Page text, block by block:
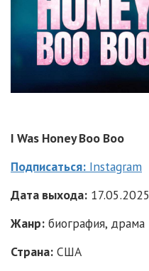
I Was Honey Boo Boo
Подписаться: Instagram
Дата выхода: 17.05.2025
Жанр: биография, драма
Страна: США